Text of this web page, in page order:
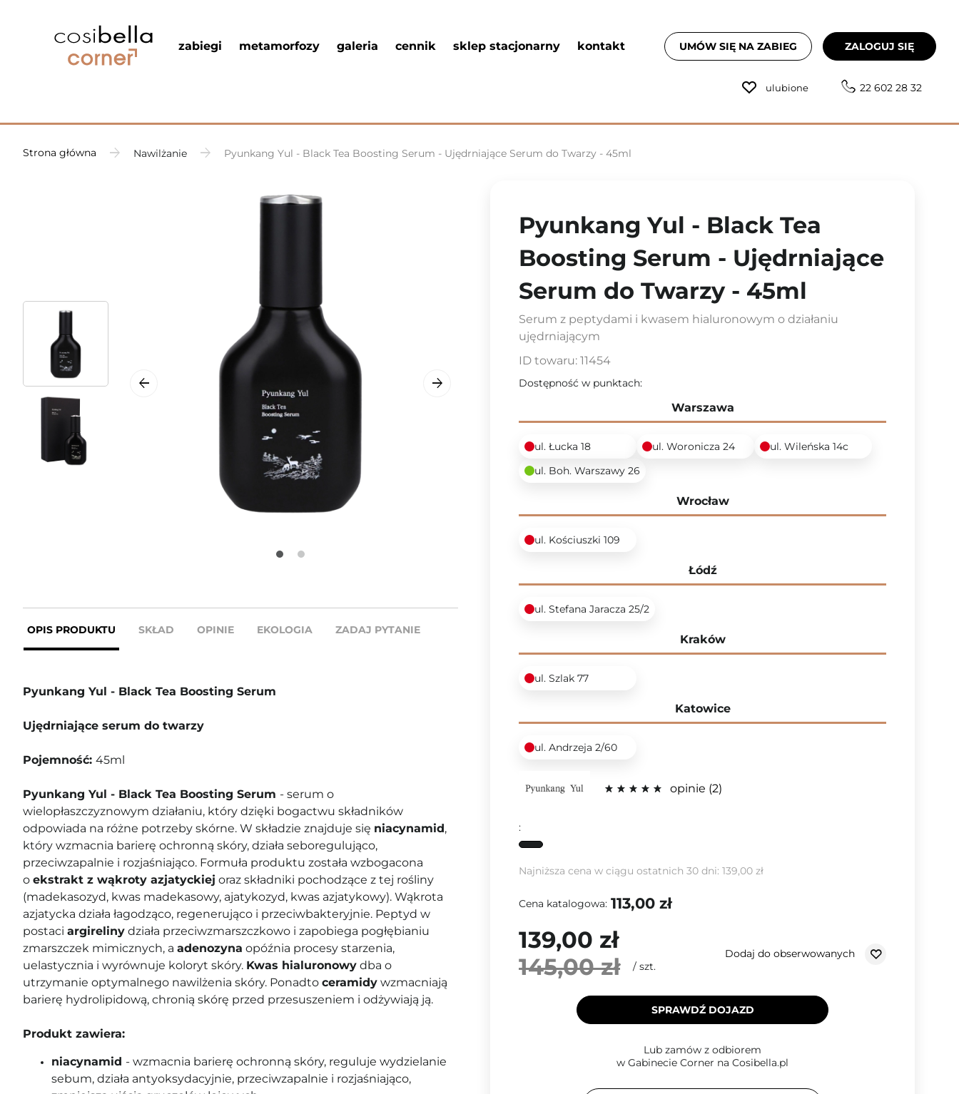
zabiegi metamorfozy galeria cennik sklep stacjonarny kontakt UMÓW SIĘ NA ZABIEG ZALOGUJ SIĘ
ulubione 22 602 28 32
Strona główna Nawilżanie Pyunkang Yul - Black Tea Boosting Serum - Ujędrniające Serum do Twarzy - 45ml
OPIS PRODUKTU SKŁAD OPINIE EKOLOGIA ZADAJ PYTANIE
Pyunkang Yul - Black Tea Boosting Serum
Ujędrniające serum do twarzy
Pojemność: 45ml
Pyunkang Yul - Black Tea Boosting Serum - serum o
wielopłaszczyznowym działaniu, który dzięki bogactwu składników
odpowiada na różne potrzeby skórne. W składzie znajduje się niacynamid,
który wzmacnia barierę ochronną skóry, działa seboregulująco,
przeciwzapalnie i rozjaśniająco. Formuła produktu została wzbogacona
o ekstrakt z wąkroty azjatyckiej oraz składniki pochodzące z tej rośliny
(madekasozyd, kwas madekasowy, ajatykozyd, kwas azjatykowy). Wąkrota
azjatycka działa łagodząco, regenerująco i przeciwbakteryjnie. Peptyd w
postaci argireliny działa przeciwzmarszczkowo i zapobiega pogłębianiu
zmarszczek mimicznych, a adenozyna opóźnia procesy starzenia,
uelastycznia i wyrównuje koloryt skóry. Kwas hialuronowy dba o
utrzymanie optymalnego nawilżenia skóry. Ponadto ceramidy wzmacniają
barierę hydrolipidową, chronią skórę przed przesuszeniem i odżywiają ją.
Produkt zawiera:
niacynamid - wzmacnia barierę ochronną skóry, reguluje wydzielanie
sebum, działa antyoksydacyjnie, przeciwzapalnie i rozjaśniająco,
Pyunkang Yul - Black Tea
Boosting Serum - Ujędrniające
Serum do Twarzy - 45ml
Serum z peptydami i kwasem hialuronowym o działaniu
ujędrniającym
ID towaru: 11454
Dostępność w punktach:
Warszawa
ul. Łucka 18 ul. Woronicza 24
ul. Wileńska 14c
ul. Boh. Warszawy 26
Wrocław
ul. Kościuszki 109
Łódź
ul. Stefana Jaracza 25/2
Kraków
ul. Szlak 77
Katowice
ul. Andrzeja 2/60
opinie 2
:
Najniższa cena w ciągu ostatnich 30 dni: 139,00 zł
Cena katalogowa: 113,00 zł
139,00 zł
145,00 zł
/ szt.
Dodaj do obserwowanych
SPRAWDŹ DOJAZD
Lub zamów z odbiorem
w Gabinecie Corner na Cosibella.pl